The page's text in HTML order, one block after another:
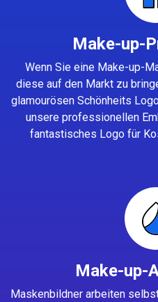
Make-up-
Wenn Sie eine Make-up-
diese auf den Markt zu
glamourösen Schönheits
unsere professionellen
fantastisches Logo für
Make-up-
Maskenbildner arbeiten